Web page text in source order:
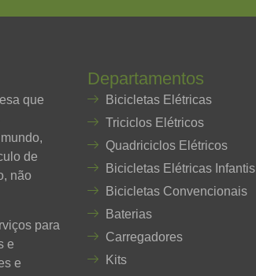
que
de
não
para
e
e
Departamentos
Bicicletas Elétricas
Triciclos Elétricos
Quadriciclos Elétricos
Bicicletas Elétricas Infantis
Bicicletas Convencionais
Baterias
Carregadores
Kits